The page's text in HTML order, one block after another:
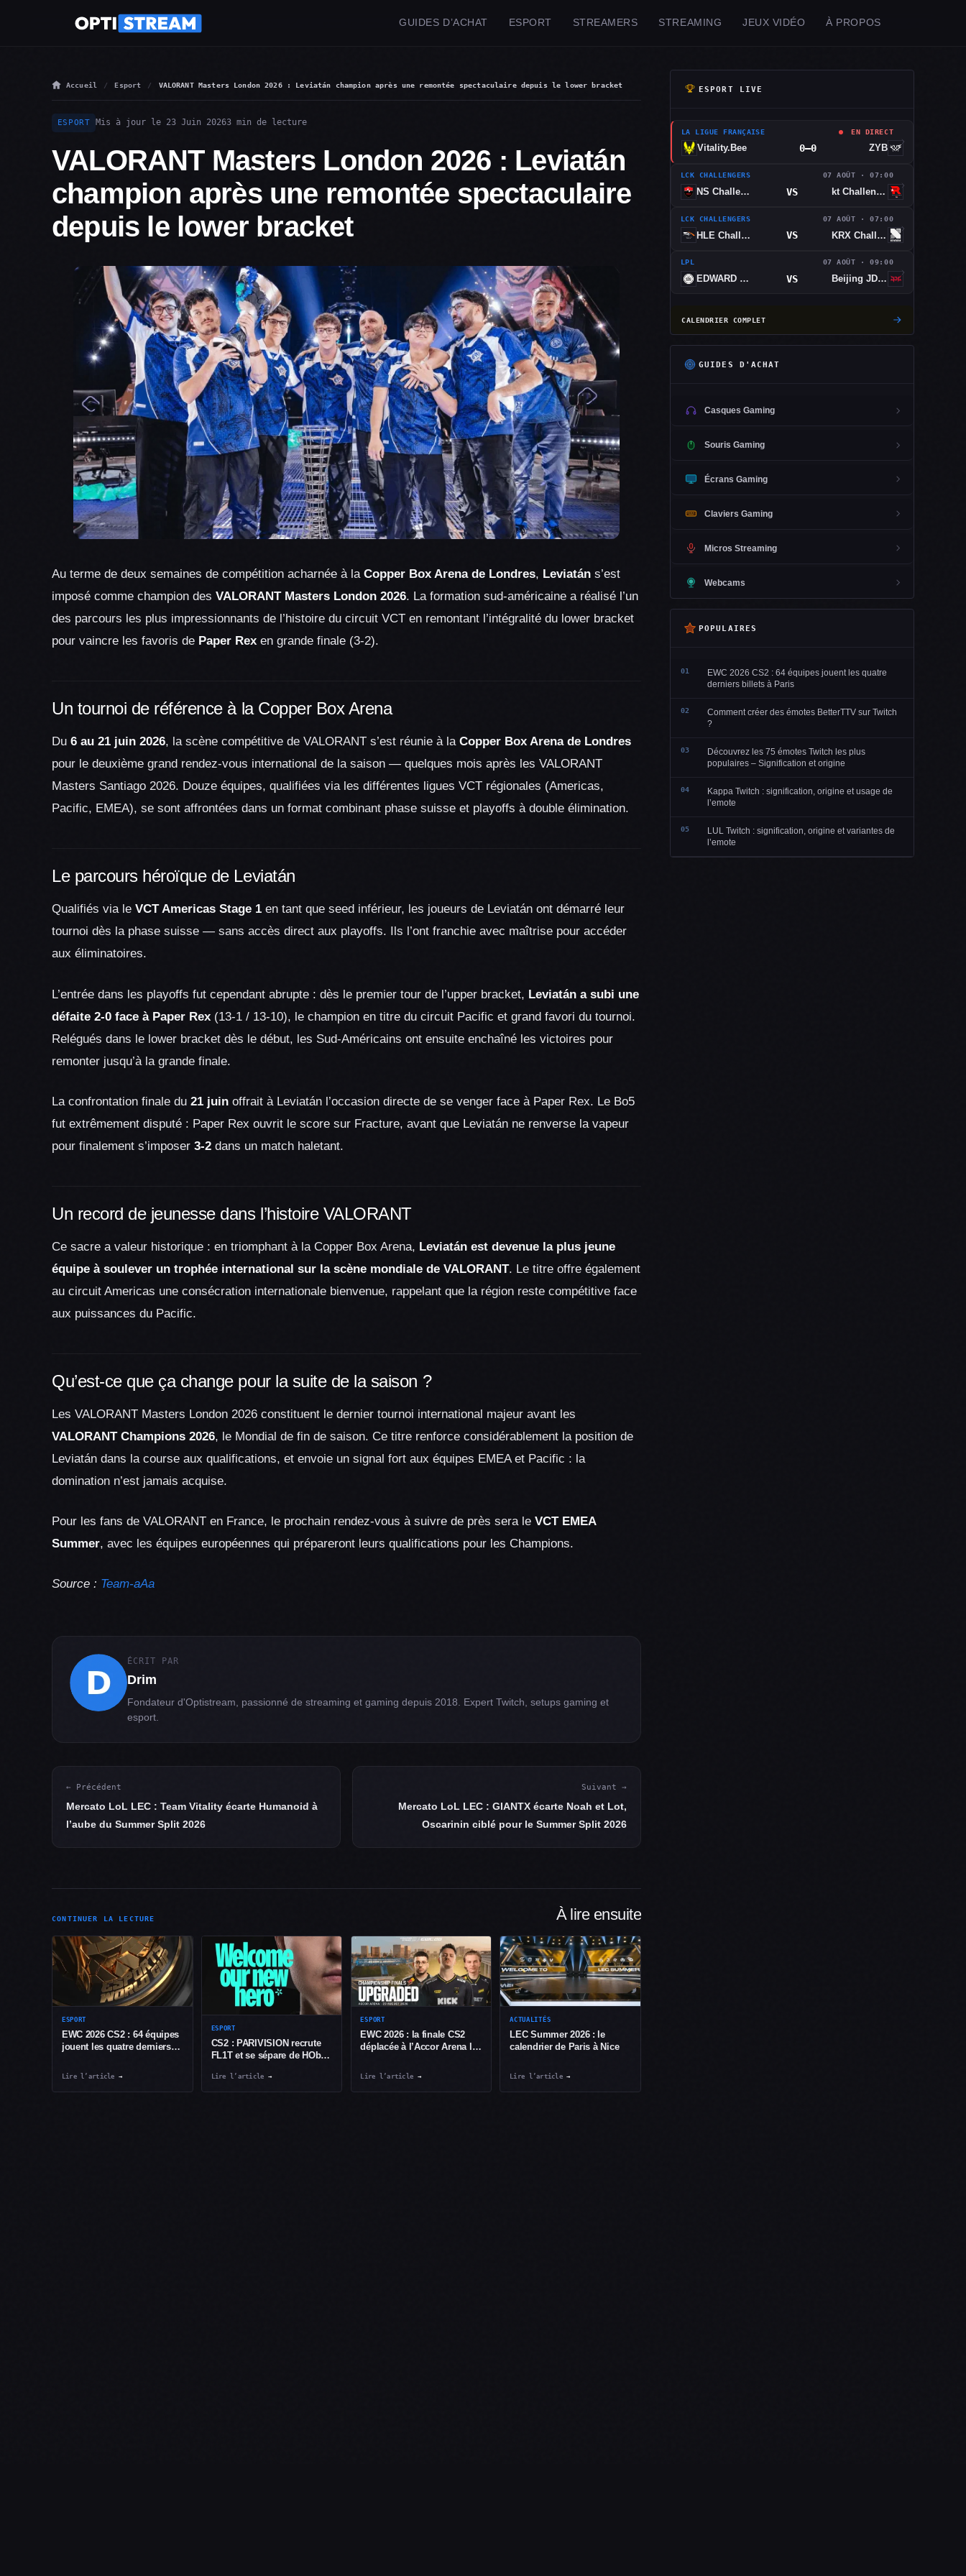
GUIDES D’ACHAT ESPORT STREAMERS STREAMING JEUX VIDÉO À PROPOS
Accueil Esport VALORANT Masters London 2026 : Leviatán champion après une remontée spectaculaire depuis le lower bracket
ESPORT Mis à jour le 23 Juin 20263 min de lecture
VALORANT Masters London 2026 : Leviatán
champion après une remontée spectaculaire
depuis le lower bracket
Au terme de deux semaines de compétition acharnée à la Copper Box Arena de Londres, Leviatán s’est
imposé comme champion des VALORANT Masters London 2026. La formation sud-américaine a réalisé l’un
des parcours les plus impressionnants de l’histoire du circuit VCT en remontant l’intégralité du lower bracket
pour vaincre les favoris de Paper Rex en grande finale (3-2).
Un tournoi de référence à la Copper Box Arena
Du 6 au 21 juin 2026, la scène compétitive de VALORANT s’est réunie à la Copper Box Arena de Londres
pour le deuxième grand rendez-vous international de la saison — quelques mois après les VALORANT
Masters Santiago 2026. Douze équipes, qualifiées via les différentes ligues VCT régionales (Americas,
Pacific, EMEA), se sont affrontées dans un format combinant phase suisse et playoffs à double élimination.
Le parcours héroïque de Leviatán
Qualifiés via le VCT Americas Stage 1 en tant que seed inférieur, les joueurs de Leviatán ont démarré leur
tournoi dès la phase suisse — sans accès direct aux playoffs. Ils l’ont franchie avec maîtrise pour accéder
aux éliminatoires.
L’entrée dans les playoffs fut cependant abrupte : dès le premier tour de l’upper bracket, Leviatán a subi une
défaite 2-0 face à Paper Rex (13-1 / 13-10), le champion en titre du circuit Pacific et grand favori du tournoi.
Relégués dans le lower bracket dès le début, les Sud-Américains ont ensuite enchaîné les victoires pour
remonter jusqu’à la grande finale.
La confrontation finale du 21 juin offrait à Leviatán l’occasion directe de se venger face à Paper Rex. Le Bo5
fut extrêmement disputé : Paper Rex ouvrit le score sur Fracture, avant que Leviatán ne renverse la vapeur
pour finalement s’imposer 3-2 dans un match haletant.
Un record de jeunesse dans l’histoire VALORANT
Ce sacre a valeur historique : en triomphant à la Copper Box Arena, Leviatán est devenue la plus jeune
équipe à soulever un trophée international sur la scène mondiale de VALORANT. Le titre offre également
au circuit Americas une consécration internationale bienvenue, rappelant que la région reste compétitive face
aux puissances du Pacific.
Qu’est-ce que ça change pour la suite de la saison ?
Les VALORANT Masters London 2026 constituent le dernier tournoi international majeur avant les
VALORANT Champions 2026, le Mondial de fin de saison. Ce titre renforce considérablement la position de
Leviatán dans la course aux qualifications, et envoie un signal fort aux équipes EMEA et Pacific : la
domination n’est jamais acquise.
Pour les fans de VALORANT en France, le prochain rendez-vous à suivre de près sera le VCT EMEA
Summer, avec les équipes européennes qui prépareront leurs qualifications pour les Champions.
Source : Team-aAa
ÉCRIT PAR
Drim
Fondateur d'Optistream, passionné de streaming et gaming depuis 2018. Expert Twitch, setups gaming et
esport.
← Précédent
Mercato LoL LEC : Team Vitality écarte Humanoid à
l’aube du Summer Split 2026
Suivant →
Mercato LoL LEC : GIANTX écarte Noah et Lot,
Oscarinin ciblé pour le Summer Split 2026
CONTINUER LA LECTURE À lire ensuite
ESPORT
EWC 2026 CS2 : 64 équipes
jouent les quatre derniers
Lire l’article →
ESPORT
CS2 : PARIVISION recrute
FL1T et se sépare de HObbit
Lire l’article →
ESPORT
EWC 2026 : la finale CS2
déplacée à l’Accor Arena le
Lire l’article →
ACTUALITÉS
LEC Summer 2026 : le
calendrier de Paris à Nice
Lire l’article→
ESPORT LIVE
LA LIGUE FRANÇAISE EN DIRECT
Vitality.Bee 0–0 ZYB
LCK CHALLENGERS 07 AOÛT · 07:00
NS Challengers VS kt Challengers
LCK CHALLENGERS 07 AOÛT · 07:00
HLE Challengers VS KRX Challengers
LPL 07 AOÛT · 09:00
EDWARD GAMING VS Beijing JDG Esports
CALENDRIER COMPLET
GUIDES D'ACHAT
Casques Gaming
Souris Gaming
Écrans Gaming
Claviers Gaming
Micros Streaming
Webcams
POPULAIRES
01
EWC 2026 CS2 : 64 équipes jouent les quatre
derniers billets à Paris
02
Comment créer des émotes BetterTTV sur Twitch
?
03
Découvrez les 75 émotes Twitch les plus
populaires – Signification et origine
04
Kappa Twitch : signification, origine et usage de
l’emote
05
LUL Twitch : signification, origine et variantes de
l’emote